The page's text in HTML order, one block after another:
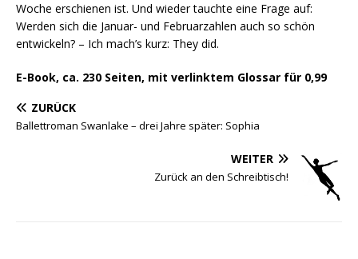
Woche erschienen ist. Und wieder tauchte eine Frage auf:
Werden sich die Januar- und Februarzahlen auch so schön
entwickeln? – Ich mach’s kurz: They did.
E-Book, ca. 230 Seiten, mit verlinktem Glossar für 0,99
ZURÜCK
Ballettroman Swanlake – drei Jahre später: Sophia
WEITER
Zurück an den Schreibtisch!